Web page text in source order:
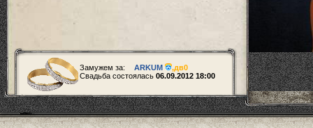
Замужем за: ARKUM ,дв0
Свадьба состоялась 06.09.2012 18:00